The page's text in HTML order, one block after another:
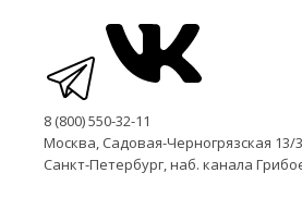
8 (800) 550-32-11
Москва, Садовая-Черногрязская 13/
Санкт-Петербург, наб. канала